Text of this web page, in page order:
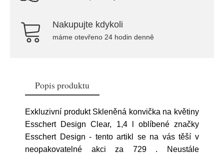
Nakupujte kdykoli
máme otevřeno 24 hodin denně
Popis produktu
Exkluzivní produkt Skleněná konvička na květiny
Esschert Design Clear, 1,4 l oblíbené značky
Esschert Design - tento artikl se na vás těší v
neopakovatelné akci za 729 . Neustále